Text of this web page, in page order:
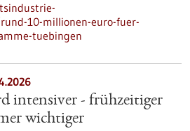
10-millionen-euro-fuer-
tuebingen
intensiver - frühzeitiger
wichtiger